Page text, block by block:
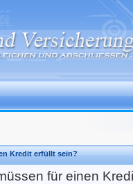
Kredit erfüllt sein?
für einen